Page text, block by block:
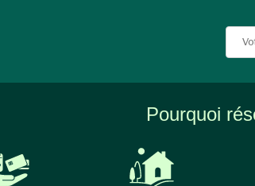
Pourquoi